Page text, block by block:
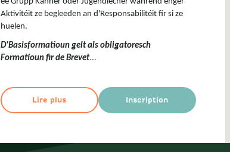
Aktivitéit ze begleeden an d'Responsabilitéit fir si ze
huelen.
D'Basisformatioun gelt als obligatoresch
Formatioun fir de Brevet...
Lire plus Inscription